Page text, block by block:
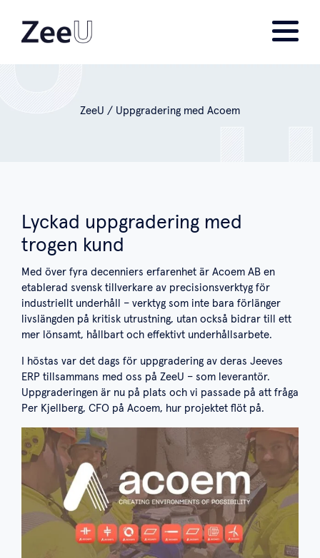
ZeeU / Uppgradering med Acoem
Lyckad uppgradering med
trogen kund
Med över fyra decenniers erfarenhet är Acoem AB en
etablerad svensk tillverkare av precisionsverktyg för
industriellt underhåll – verktyg som inte bara förlänger
livslängden på kritisk utrustning, utan också bidrar till ett
mer lönsamt, hållbart och effektivt underhållsarbete.
I höstas var det dags för uppgradering av deras Jeeves
ERP tillsammans med oss på ZeeU – som leverantör.
Uppgraderingen är nu på plats och vi passade på att fråga
Per Kjellberg, CFO på Acoem, hur projektet flöt på.